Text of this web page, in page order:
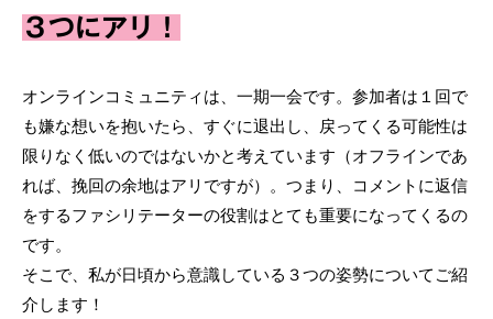
３つにアリ！
オンラインコミュニティは、一期一会です。参加者は１回で
も嫌な想いを抱いたら、すぐに退出し、戻ってくる可能性は
限りなく低いのではないかと考えています（オフラインであ
れば、挽回の余地はアリですが）。つまり、コメントに返信
をするファシリテーターの役割はとても重要になってくるの
です。
そこで、私が日頃から意識している３つの姿勢についてご紹
介します！